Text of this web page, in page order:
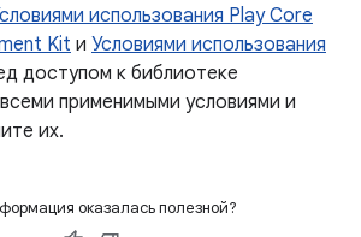
использования Play Core
Kit и Условиями использования
доступом к библиотеке
применимыми условиями и
их.
оказалась полезной?